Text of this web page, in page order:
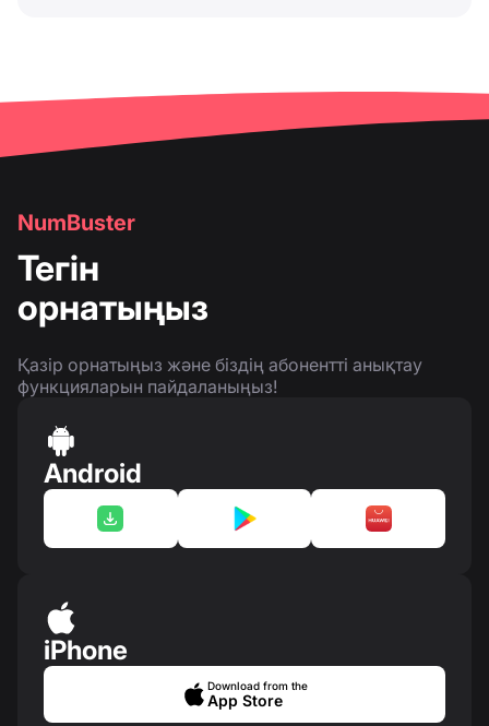
NumBuster
Тегін
орнатыңыз
Қазір орнатыңыз және біздің абонентті анықтау
функцияларын пайдаланыңыз!
Android
iPhone
Download from the
App Store